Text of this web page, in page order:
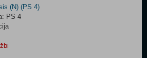
(N) (PS 4)
PS 4